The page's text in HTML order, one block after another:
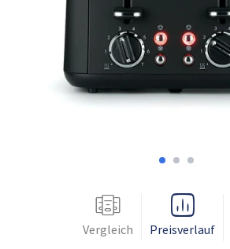
Vergleich Preisverlauf